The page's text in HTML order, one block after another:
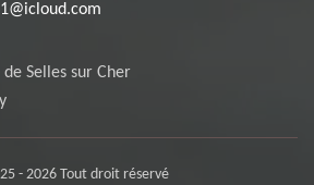
Selles sur Cher
- 2026 Tout droit réservé